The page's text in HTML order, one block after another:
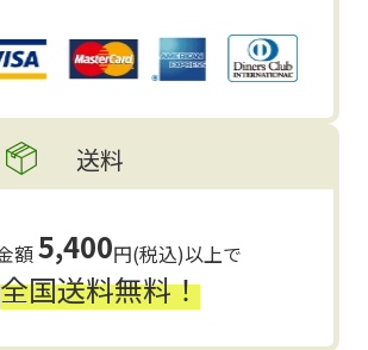
送料
額5,400円(税込)以上で
全国送料無料！